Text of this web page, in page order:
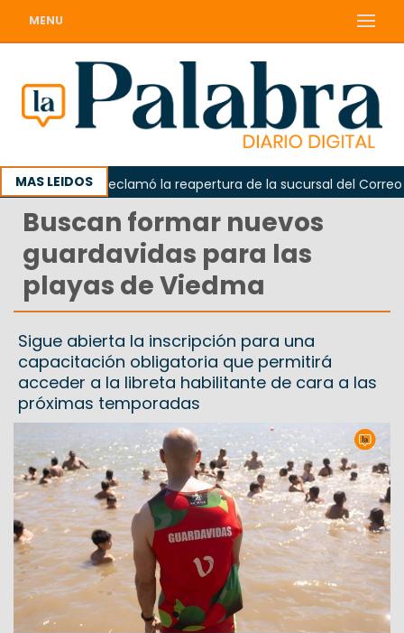
MENU
MAS LEIDOS
Odarda reclamó la reapertura de la sucursal del Correo
Buscan formar nuevos
guardavidas para las
playas de Viedma
Sigue abierta la inscripción para una
capacitación obligatoria que permitirá
acceder a la libreta habilitante de cara a las
próximas temporadas